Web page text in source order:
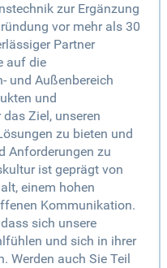
zur Ergänzung
vor mehr als 30
Partner
auf die
und Außenbereich
und
Ziel, unseren
zu bieten und
Anforderungen zu
ist geprägt von
einem hohen
Kommunikation.
sich unsere
und sich in ihrer
Werden auch Sie Teil